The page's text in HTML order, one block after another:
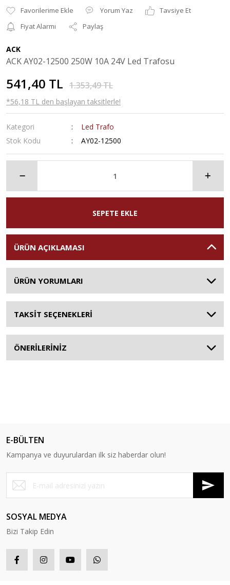
Yorum Yaz
Tavsiye Et
Fiyat Alarmı
Paylaş
ACK
ACK AY02-12500 250W 10A 24V Led Trafosu
541,40 TL 1.353,49 TL
*56,18 TL den başlayan taksitlerle!
Kategori
Led Trafo
Stok Kodu
AY02-12500
SEPETE EKLE
ÜRÜN AÇIKLAMASI
ÜRÜN YORUMLARI
TAKSİT SEÇENEKLERİ
ÖNERİLERİNİZ
E-BÜLTEN
Kampanya ve duyurulardan ilk siz haberdar olun!
SOSYAL MEDYA
Bizi Takip Edin